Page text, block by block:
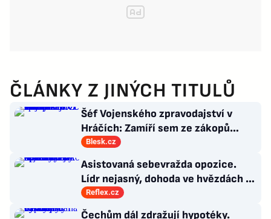
ČLÁNKY Z JINÝCH TITULŮ
Šéf Vojenského zpravodajství v
Hráčích: Zamíří sem ze zákopů
desetitisíce Ukrajinců! Co s nimi?
Blesk.cz
Asistovaná sebevražda opozice.
Lídr nejasný, dohoda ve hvězdách a
Antibabiš by musel být jako Spider-
Man
Reflex.cz
Čechům dál zdražují hypotéky.